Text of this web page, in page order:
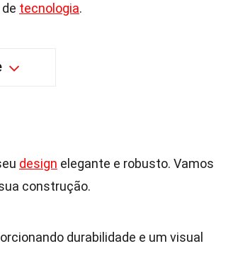
tecnologia.
design elegante e robusto. Vamos
construção.
durabilidade e um visual